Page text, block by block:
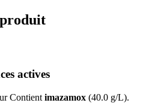
actives
Contient imazamox (40.0 g/L).